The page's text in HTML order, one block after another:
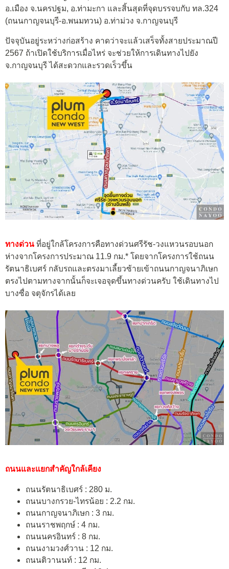
อ.เมือง จ.นครปฐม, อ.ท่ามะกา และสิ้นสุดที่จุดบรรจบกับ ทล.324
(ถนนกาญจนบุรี-อ.พนมทวน) อ.ท่าม่วง จ.กาญจนบุรี
ปัจจุบันอยู่ระหว่างก่อสร้าง คาดว่าจะแล้วเสร็จทั้งสายประมาณปี
2567 ถ้าเปิดใช้บริการเมื่อไหร่ จะช่วยให้การเดินทางไปยัง
จ.กาญจนบุรี ได้สะดวกและรวดเร็วขึ้น
ทางด่วน ที่อยู่ใกล้โครงการคือทางด่วนศรีรัช-วงแหวนรอบนอก
ห่างจากโครงการประมาณ 11.9 กม.* โดยจากโครงการใช้ถนน
รัตนาธิเบศร์ กลับรถและตรงมาเลี้ยวซ้ายเข้าถนนกาญจนาภิเษก
ตรงไปตามทางจากนั้นก็จะเจอจุดขึ้นทางด่วนครับ ใช้เดินทางไป
บางซื่อ จตุจักรได้เลย
ถนนและแยกสำคัญใกล้เคียง
ถนนรัตนาธิเบศร์ : 280 ม.
ถนนบางกรวย-ไทรน้อย : 2.2 กม.
ถนนกาญจนาภิเษก : 3 กม.
ถนนราชพฤกษ์ : 4 กม.
ถนนนครอินทร์ : 8 กม.
ถนนงามวงศ์วาน : 12 กม.
ถนนติวานนท์ : 12 กม.